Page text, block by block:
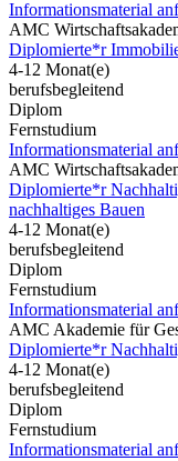
Informationsmaterial
AMC
Diplomierte*r
4-12 Monat(e)
berufsbegleitend
Diplom
Fernstudium
Informationsmaterial
AMC
Diplomierte*r
nachhaltiges Bauen
4-12 Monat(e)
berufsbegleitend
Diplom
Fernstudium
Informationsmaterial
AMC Akademie für
Diplomierte*r
4-12 Monat(e)
berufsbegleitend
Diplom
Fernstudium
Informationsmaterial